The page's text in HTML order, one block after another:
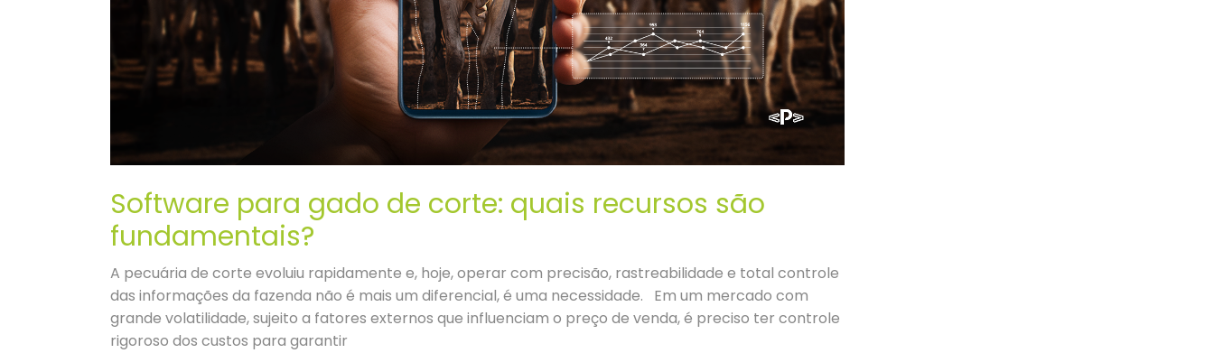
Software para gado de corte: quais recursos são
fundamentais?
A pecuária de corte evoluiu rapidamente e, hoje, operar com precisão, rastreabilidade e total controle
das informações da fazenda não é mais um diferencial, é uma necessidade. Em um mercado com
grande volatilidade, sujeito a fatores externos que influenciam o preço de venda, é preciso ter controle
rigoroso dos custos para garantir